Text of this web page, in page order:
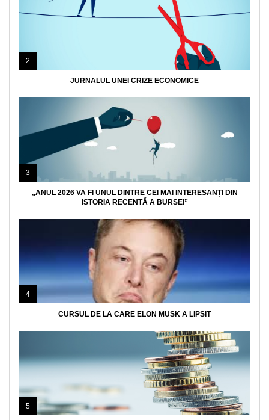
2
JURNALUL UNEI CRIZE ECONOMICE
3
„ANUL 2026 VA FI UNUL DINTRE CEI MAI INTERESANȚI DIN
ISTORIA RECENTĂ A BURSEI”
4
CURSUL DE LA CARE ELON MUSK A LIPSIT
5